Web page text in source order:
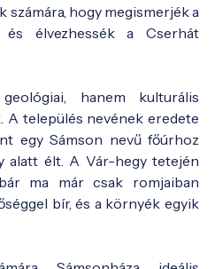
számára, hogy megismerjék a
élvezhessék a Cserhát
hanem kulturális
A település nevének eredete
egy Sámson nevű főúrhoz
alatt élt. A Vár-hegy tetején
ma már csak romjaiban
bír, és a környék egyik